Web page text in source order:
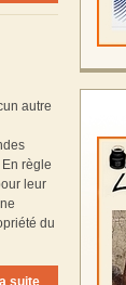
autre
règle
leur
du
suite